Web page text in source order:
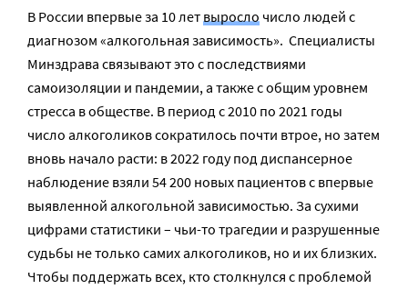
В России впервые за 10 лет выросло число людей с
диагнозом «алкогольная зависимость». Специалисты
Минздрава связывают это с последствиями
самоизоляции и пандемии, а также с общим уровнем
стресса в обществе. В период с 2010 по 2021 годы
число алкоголиков сократилось почти втрое, но затем
вновь начало расти: в 2022 году под диспансерное
наблюдение взяли 54 200 новых пациентов с впервые
выявленной алкогольной зависимостью. За сухими
цифрами статистики – чьи-то трагедии и разрушенные
судьбы не только самих алкоголиков, но и их близких.
Чтобы поддержать всех, кто столкнулся с проблемой